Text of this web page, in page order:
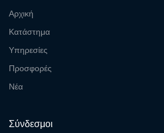
Αρχική
Κατάστημα
Υπηρεσίες
Προσφορές
Νέα
Σύνδεσμοι